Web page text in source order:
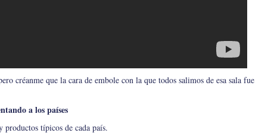
créanme que la cara de embole con la que todos salimos de esa sala fue
a los países
productos típicos de cada país.